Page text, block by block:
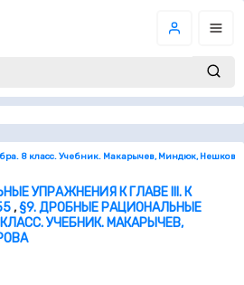
8 класс. Учебник. Макарычев, Миндюк, Нешков,
УПРАЖНЕНИЯ К ГЛАВЕ III. К
,§9. ДРОБНЫЕ РАЦИОНАЛЬНЫЕ
УЧЕБНИК. МАКАРЫЧЕВ,